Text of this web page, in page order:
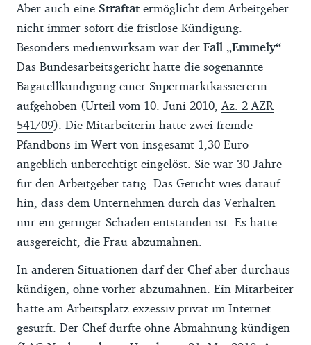
Aber auch eine Straftat ermöglicht dem Arbeitgeber
nicht immer sofort die fristlose Kündigung.
Besonders medienwirksam war der Fall „Emmely“
Das Bundesarbeitsgericht hatte die sogenannte
Bagatellkündigung einer Supermarktkassiererin
aufgehoben (Urteil vom 10. Juni 2010, Az. 2 AZR
541/09). Die Mitarbeiterin hatte zwei fremde
Pfandbons im Wert von insgesamt 1,30 Euro
angeblich unberechtigt eingelöst. Sie war 30 Jahre
für den Arbeitgeber tätig. Das Gericht wies darauf
hin, dass dem Unternehmen durch das Verhalten
nur ein geringer Schaden entstanden ist. Es hätte
ausgereicht, die Frau abzumahnen.
In anderen Situationen darf der Chef aber durchaus
kündigen, ohne vorher abzumahnen. Ein Mitarbeiter
hatte am Arbeitsplatz exzessiv privat im Internet
gesurft. Der Chef durfte ohne Abmahnung kündigen